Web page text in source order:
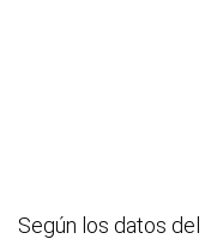
Según los datos del